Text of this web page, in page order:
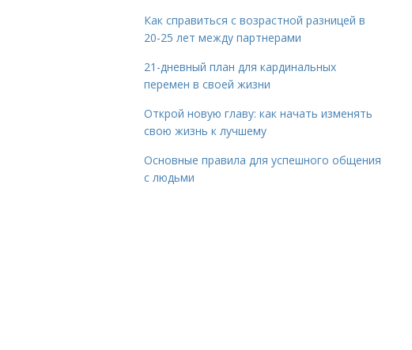
Как справиться с возрастной разницей в
20-25 лет между партнерами
21-дневный план для кардинальных
перемен в своей жизни
Открой новую главу: как начать изменять
свою жизнь к лучшему
Основные правила для успешного общения
с людьми